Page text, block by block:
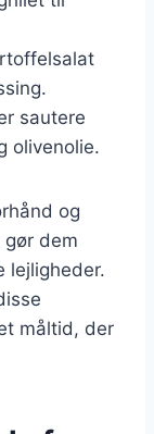
sautere
olivenolie.
og
gør dem
lejligheder.
måltid, der